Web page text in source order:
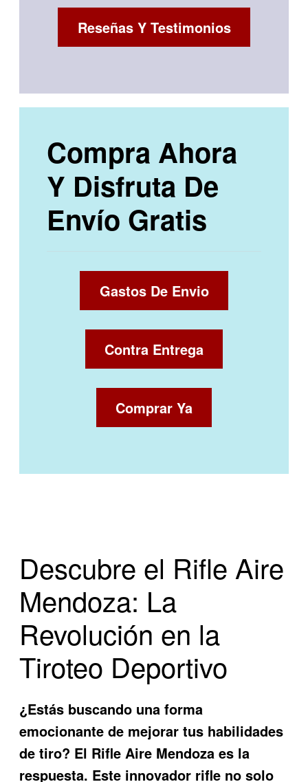
Reseñas Y Testimonios
Compra Ahora
Y Disfruta De
Envío Gratis
Gastos De Envio
Contra Entrega
Comprar Ya
Descubre el Rifle Aire
Mendoza: La
Revolución en la
Tiroteo Deportivo
¿Estás buscando una forma
emocionante de mejorar tus habilidades
de tiro? El Rifle Aire Mendoza es la
respuesta. Este innovador rifle no solo